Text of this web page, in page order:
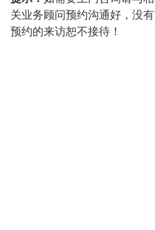
关业务顾问预约沟通好，没有
预约的来访恕不接待！